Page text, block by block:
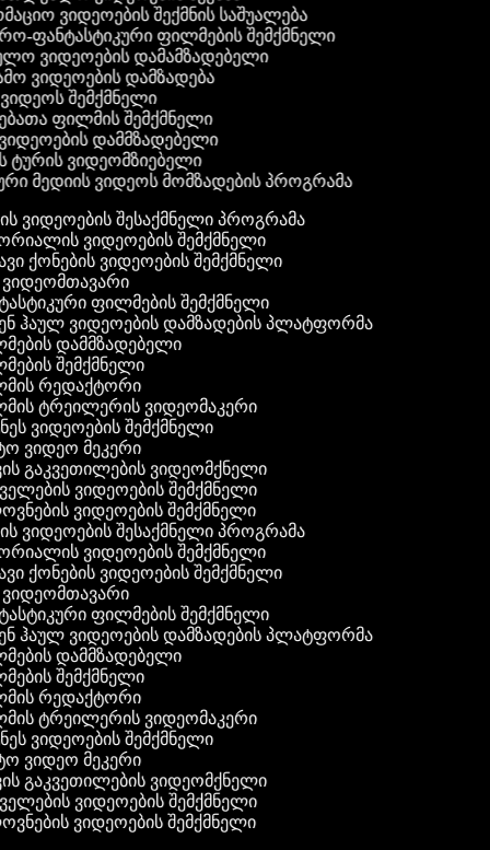
ვიდეოების შექმნის საშუალება
ფანტასტიკური ფილმების შემქმნელი
ვიდეოების დამამზადებელი
ვიდეოების დამზადება
ვიდეოს შემქმნელი
ფილმის შემქმნელი
ვიდეოების დამმზადებელი
ტურის ვიდეომზიებელი
მედიის ვიდეოს მომზადების პროგრამა
ვიდეოების შესაქმნელი პროგრამა
ვიდეოების შემქმნელი
ქონების ვიდეოების შემქმნელი
ფილმების შემქმნელი
ჰაულ ვიდეოების დამზადების პლატფორმა
დამმზადებელი
შემქმნელი
რედაქტორი
ტრეილერის ვიდეომაკერი
ვიდეოების შემქმნელი
ვიდეო მეკერი
გაკვეთილების ვიდეომქნელი
ვიდეოების შემქმნელი
ვიდეოების შემქმნელი
ვიდეოების შესაქმნელი პროგრამა
ვიდეოების შემქმნელი
ქონების ვიდეოების შემქმნელი
ფილმების შემქმნელი
ჰაულ ვიდეოების დამზადების პლატფორმა
დამმზადებელი
შემქმნელი
რედაქტორი
ტრეილერის ვიდეომაკერი
ვიდეოების შემქმნელი
ვიდეო მეკერი
გაკვეთილების ვიდეომქნელი
ვიდეოების შემქმნელი
ვიდეოების შემქმნელი